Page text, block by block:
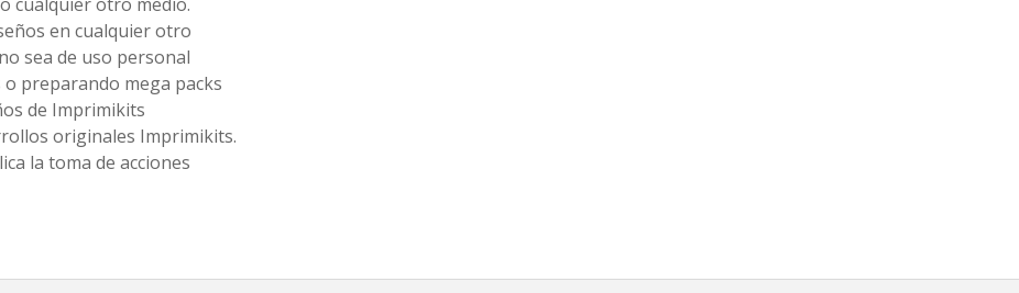
en cualquier otro
sea de uso personal
preparando mega packs
de Imprimikits
originales Imprimikits.
la toma de acciones